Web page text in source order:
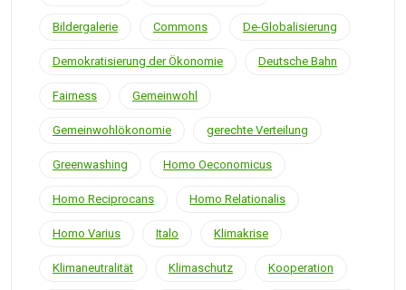
Bildergalerie Commons De-Globalisierung
Demokratisierung der Ökonomie Deutsche Bahn
Fairness Gemeinwohl
Gemeinwohlökonomie gerechte Verteilung
Greenwashing Homo Oeconomicus
Homo Reciprocans Homo Relationalis
Homo Varius Italo Klimakrise
Klimaneutralität Klimaschutz Kooperation